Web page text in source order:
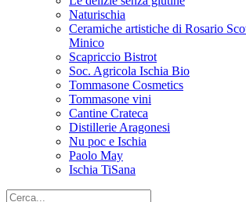
Naturischia
Ceramiche artistiche di Rosario
Minico
Scapriccio Bistrot
Soc. Agricola Ischia Bio
Tommasone Cosmetics
Tommasone vini
Cantine Crateca
Distillerie Aragonesi
Nu poc e Ischia
Paolo May
Ischia TiSana